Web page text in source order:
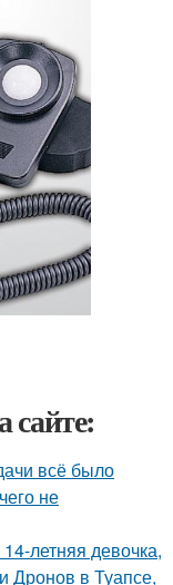
сайте:
всё было
не
летняя девочка,
Дронов в Туапсе,